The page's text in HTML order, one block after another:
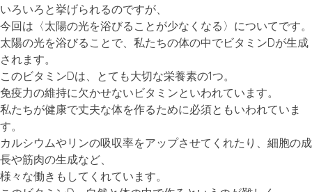
いろいろと挙げられるのですが、
今回は〈太陽の光を浴びることが少なくなる〉についてです。
太陽の光を浴びることで、私たちの体の中でビタミンDが生成
されます。
このビタミンDは、とても大切な栄養素の1つ。
免疫力の維持に欠かせないビタミンといわれています。
私たちが健康で丈夫な体を作るために必須ともいわれていま
す。
カルシウムやリンの吸収率をアップさせてくれたり、細胞の成
長や筋肉の生成など、
様々な働きもしてくれています。